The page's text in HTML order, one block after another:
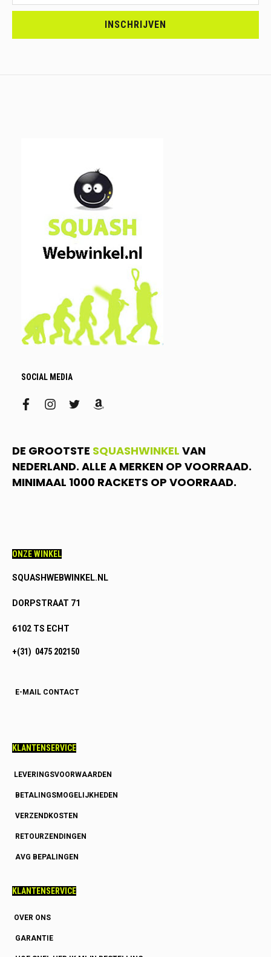
<br>SCHRIJF
INSCHRIJVEN
SOCIAL MEDIA
facebookinstagram
twitteramazon
DE GROOTSTE SQUASHWINKEL VAN
NEDERLAND. ALLE A MERKEN OP VOORRAAD.
MINIMAAL 1000 RACKETS OP VOORRAAD.
ONZE WINKEL
SQUASHWEBWINKEL.NL
DORPSTRAAT 71
6102 TS ECHT
+(31) 0475 202150
E-MAIL CONTACT
KLANTENSERVICE
LEVERINGSVOORWAARDEN
BETALINGSMOGELIJKHEDEN
VERZENDKOSTEN
RETOURZENDINGEN
AVG BEPALINGEN
KLANTENSERVICE
OVER ONS
GARANTIE